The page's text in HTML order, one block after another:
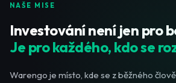
NAŠE MISE
Investování není jen pro
Je pro každého, kdo se
Warengo je místo, kde se z běžného